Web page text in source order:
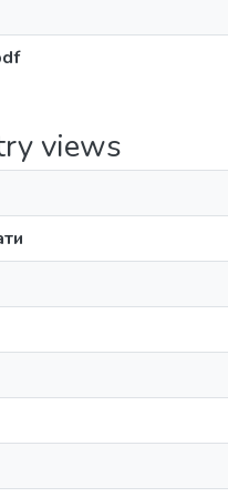
views